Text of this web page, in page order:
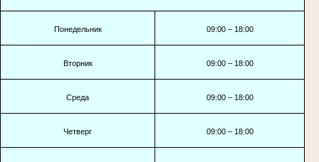
Понедельник 09:00 – 18:00
Вторник 09:00 – 18:00
Среда 09:00 – 18:00
Четверг 09:00 – 18:00